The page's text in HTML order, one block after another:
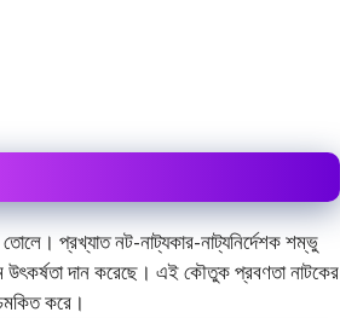
প্রখ্যাত নট-নাট্যকার-নাট্যনির্দেশক শম্ভু
উৎকর্ষতা দান করেছে। এই কৌতুক প্রবণতা নাটকের
করে।